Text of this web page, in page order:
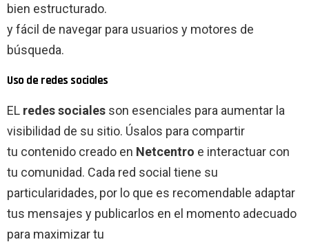
bien estructurado.
y fácil de navegar para usuarios y motores de
búsqueda.
Uso de redes sociales
EL redes sociales son esenciales para aumentar la
visibilidad de su sitio. Úsalos para compartir
tu contenido creado en Netcentro e interactuar con
tu comunidad. Cada red social tiene su
particularidades, por lo que es recomendable adaptar
tus mensajes y publicarlos en el momento adecuado
para maximizar tu